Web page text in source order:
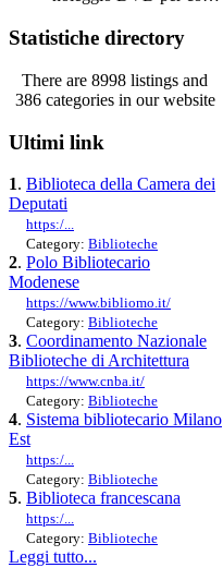
Statistiche directory
There are 8998 listings and
386 categories in our website
Ultimi link
1. Biblioteca della Camera dei
Deputati
https:/...
Category: Biblioteche
2. Polo Bibliotecario
Modenese
https://www.bibliomo.it/
Category: Biblioteche
3. Coordinamento Nazionale
Biblioteche di Architettura
https://www.cnba.it/
Category: Biblioteche
4. Sistema bibliotecario Milano
Est
https:/...
Category: Biblioteche
5. Biblioteca francescana
https:/...
Category: Biblioteche
Leggi tutto...